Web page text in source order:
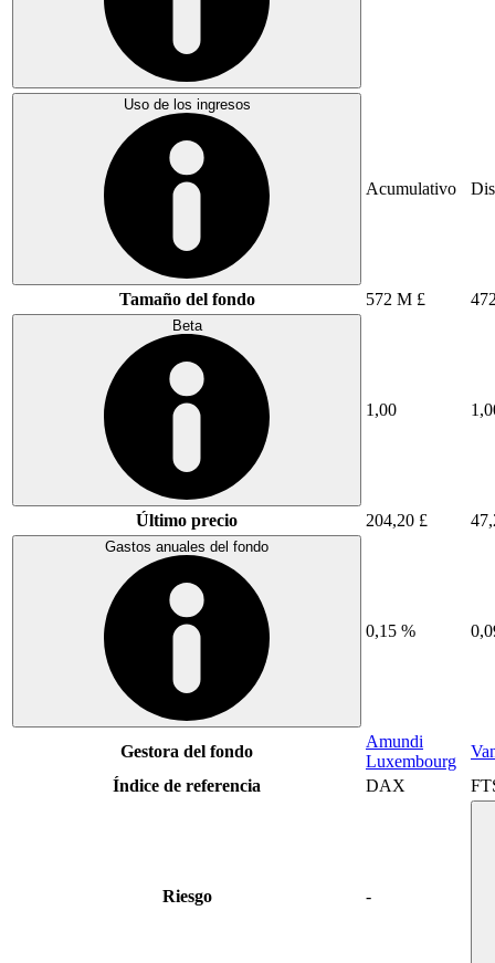
Uso de los ingresos
Acumulativo
Tamaño del fondo 572 M £
Beta
1,00
Último precio 204,20 £
Gastos anuales del fondo
0,15 %
Gestora del fondo
Amundi
Luxembourg
Índice de referencia
DAX
Riesgo -